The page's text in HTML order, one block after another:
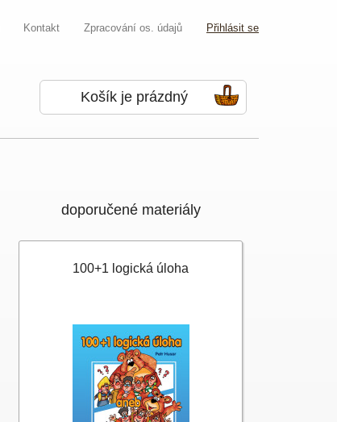
Přihlásit se
Kontakt Zpracování os. údajů
Košík je prázdný
doporučené materiály
100+1 logická úloha